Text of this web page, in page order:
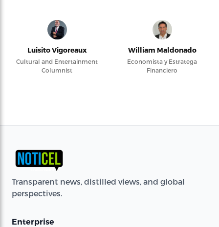
Luisito Vigoreaux
Cultural and Entertainment
Columnist
William Maldonado
Economista y Estratega
Financiero
Transparent news, distilled views, and global
perspectives.
Enterprise